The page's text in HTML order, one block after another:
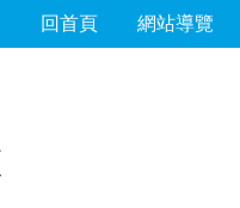
回首頁 網站導覽